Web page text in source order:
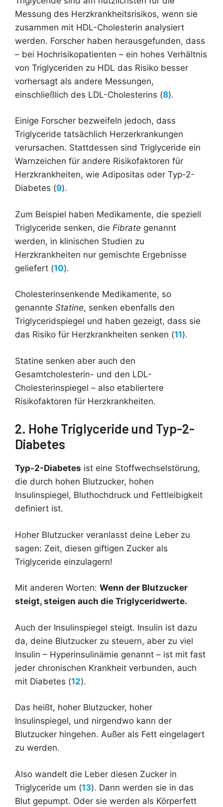
Messung des Herzkrankheitsrisikos, wenn sie
zusammen mit HDL-Cholesterin analysiert
werden. Forscher haben herausgefunden, dass
– bei Hochrisikopatienten – ein hohes Verhältnis
von Triglyceriden zu HDL das Risiko besser
vorhersagt als andere Messungen,
einschließlich des LDL-Cholesterins (8).
Einige Forscher bezweifeln jedoch, dass
Triglyceride tatsächlich Herzerkrankungen
verursachen. Stattdessen sind Triglyceride ein
Warnzeichen für andere Risikofaktoren für
Herzkrankheiten, wie Adipositas oder Typ-2-
Diabetes (9).
Zum Beispiel haben Medikamente, die speziell
Triglyceride senken, die Fibrate genannt
werden, in klinischen Studien zu
Herzkrankheiten nur gemischte Ergebnisse
geliefert (10).
Cholesterinsenkende Medikamente, so
genannte Statine, senken ebenfalls den
Triglyceridspiegel und haben gezeigt, dass sie
das Risiko für Herzkrankheiten senken (11).
Statine senken aber auch den
Gesamtcholesterin- und den LDL-
Cholesterinspiegel – also etabliertere
Risikofaktoren für Herzkrankheiten.
2. Hohe Triglyceride und Typ-2-
Diabetes
Typ-2-Diabetes ist eine Stoffwechselstörung,
die durch hohen Blutzucker, hohen
Insulinspiegel, Bluthochdruck und Fettleibigkeit
definiert ist.
Hoher Blutzucker veranlasst deine Leber zu
sagen: Zeit, diesen giftigen Zucker als
Triglyceride einzulagern!
Mit anderen Worten: Wenn der Blutzucker
steigt, steigen auch die Triglyceridwerte.
Auch der Insulinspiegel steigt. Insulin ist dazu
da, deine Blutzucker zu steuern, aber zu viel
Insulin – Hyperinsulinämie genannt – ist mit fast
jeder chronischen Krankheit verbunden, auch
mit Diabetes (12).
Das heißt, hoher Blutzucker, hoher
Insulinspiegel, und nirgendwo kann der
Blutzucker hingehen. Außer als Fett eingelagert
zu werden.
Also wandelt die Leber diesen Zucker in
Triglyceride um (13). Dann werden sie in das
Blut gepumpt. Oder sie werden als Körperfett